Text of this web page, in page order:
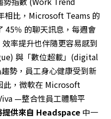
相比，Microsoft Teams 的
45％ 的聊天訊息，每週會
率提升也伴隨更容易感到
與「數位超載」(digital
勢，員工身心健康受到新
此，微軟在 Microsoft
—整合性員工體驗平
提供來自 Headspace中一